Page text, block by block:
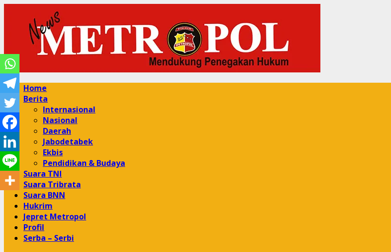
content
Primary
Menu
Home
Berita
Internasional
Nasional
Daerah
Jabodetabek
Ekbis
Pendidikan & Budaya
Suara TNI
Suara Tribrata
Suara BNN
Hukrim
Jepret Metropol
Profil
Serba – Serbi